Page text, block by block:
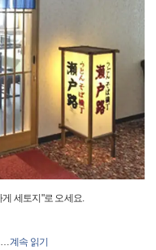
세토지"로 오세요.
…계속 읽기